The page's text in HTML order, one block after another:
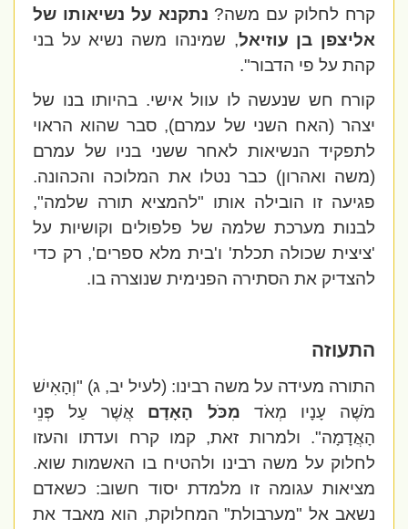
קרח לחלוק עם משה?נתקנא על נשיאותו של
אליצפן בן עוזיאל, שמינהו משה נשיא על בני
קהת על פי הדבור".
קורח חש שנעשה לו עוול אישי. בהיותו בנו של
יצהר (האח השני של עמרם), סבר שהוא הראוי
לתפקיד הנשיאות לאחר ששני בניו של עמרם
(משה ואהרון) כבר נטלו את המלוכה והכהונה.
פגיעה זו הובילה אותו "להמציא תורה שלמה",
לבנות מערכת שלמה של פלפולים וקושיות על
'ציצית שכולה תכלת' ו'בית מלא ספרים', רק כדי
להצדיק את הסתירה הפנימית שנוצרה בו.
התעוזה
התורה מעידה על משה רבינו: (לעיל יב, ג) "וְהָאִישׁ
מֹשֶׁה עָנָיו מְאֹד מִכֹּל הָאָדָם אֲשֶׁר עַל פְּנֵי
הָאֲדָמָה". ולמרות זאת, קמו קרח ועדתו והעזו
לחלוק על משה רבינו ולהטיח בו האשמות שוא.
מציאות עגומה זו מלמדת יסוד חשוב: כשאדם
נשאב אל "מערבולת" המחלוקת, הוא מאבד את